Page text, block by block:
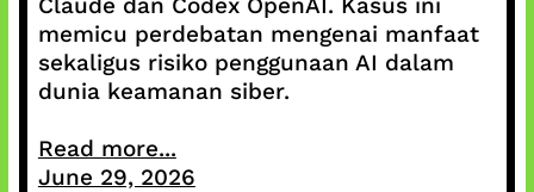
memicu perdebatan mengenai manfaat
sekaligus risiko penggunaan AI dalam
dunia keamanan siber.
Read more...
June 29, 2026